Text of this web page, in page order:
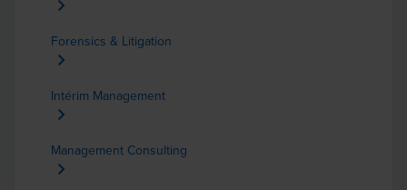
Forensics & Litigation
Intérim Management
Management Consulting